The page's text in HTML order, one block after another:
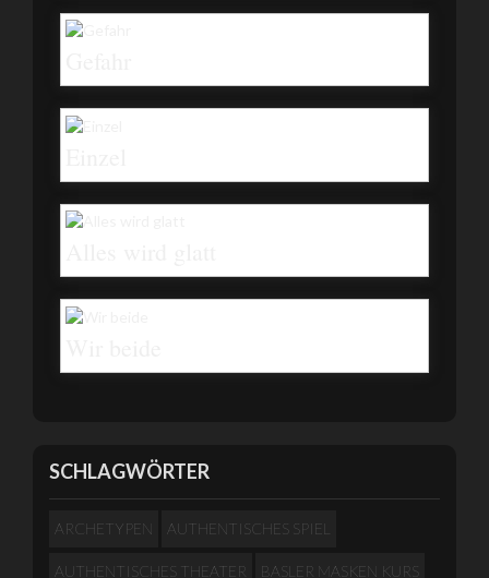
SCHLAGWÖRTER
ARCHETYPEN AUTHENTISCHES SPIEL
AUTHENTISCHES THEATER BASLER MASKEN KURS